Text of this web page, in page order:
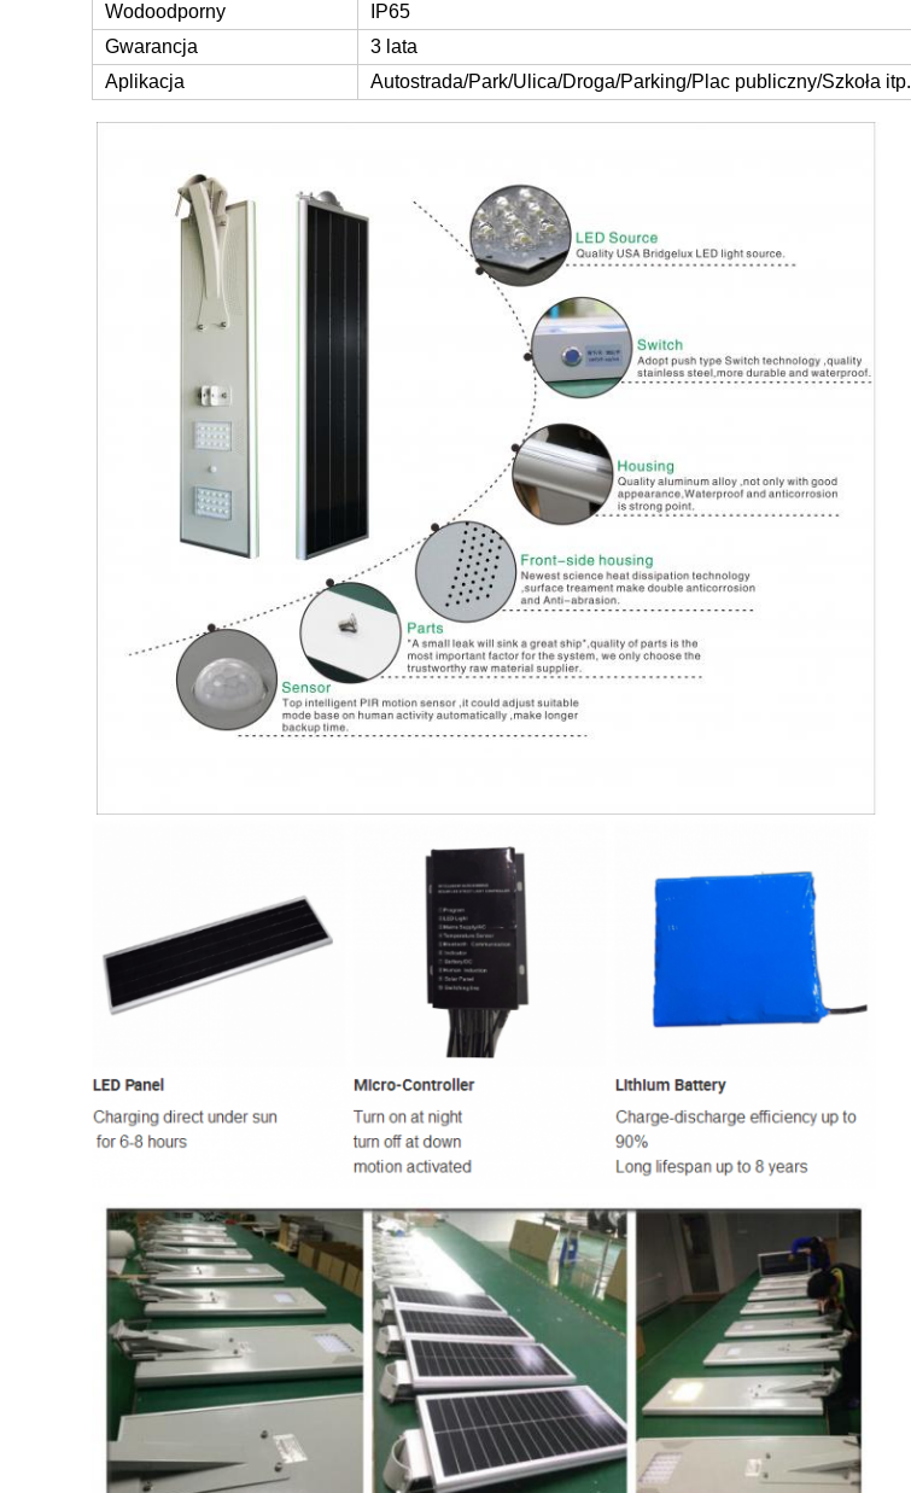
Wodoodporny
IP65
Gwarancja
3 lata
Aplikacja
Autostrada/Park/Ulica/Droga/Parking/Plac publiczny/Szkoła itp.